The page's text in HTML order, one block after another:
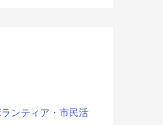
ランティア・市民活